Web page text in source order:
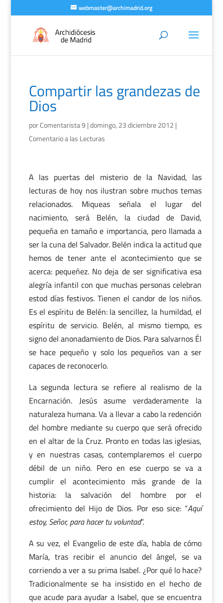
webmaster@archimadrid.org
Compartir las grandezas de
Dios
porComentarista 9 |domingo, 23 diciembre 2012 |
Comentario a las Lecturas
A las puertas del misterio de la Navidad, las
lecturas de hoy nos ilustran sobre muchos temas
relacionados. Miqueas señala el lugar del
nacimiento, será Belén, la ciudad de David,
pequeña en tamaño e importancia, pero llamada a
ser la cuna del Salvador. Belén indica la actitud que
hemos de tener ante el acontecimiento que se
acerca: pequeñez. No deja de ser significativa esa
alegría infantil con que muchas personas celebran
estod días festivos. Tienen el candor de los niños.
Es el espíritu de Belén: la sencillez, la humildad, el
espíritu de servicio. Belén, al mismo tiempo, es
signo del anonadamiento de Dios. Para salvarnos Él
se hace pequeño y solo los pequeños van a ser
capaces de reconocerlo.
La segunda lectura se refiere al realismo de la
Encarnación. Jesús asume verdaderamente la
naturaleza humana. Va a llevar a cabo la redención
del hombre mediante su cuerpo que será ofrecido
en el altar de la Cruz. Pronto en todas las iglesias,
y en nuestras casas, contemplaremos el cuerpo
débil de un niño. Pero en ese cuerpo se va a
cumplir el acontecimiento más grande de la
historia: la salvación del hombre por el
ofrecimiento del Hijo de Dios. Por eso sice: “Aquí
estoy, Señor, para hacer tu voluntad”.
A su vez, el Evangelio de este día, habla de cómo
María, tras recibir el anuncio del ángel, se va
corriendo a ver a su prima Isabel. ¿Por qué lo hace?
Tradicionalmente se ha insistido en el hecho de
que acude para ayudar a Isabel, que se encuentra